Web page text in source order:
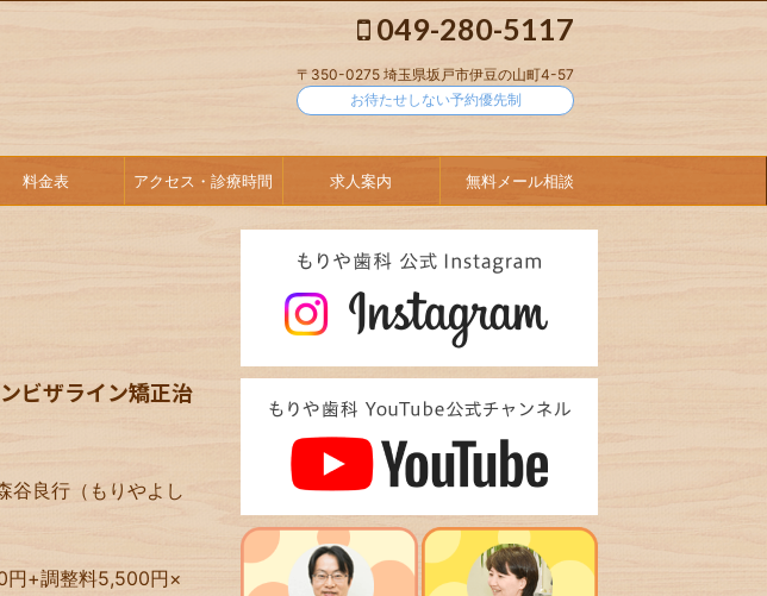
049-280-5117
〒350-0275 埼玉県坂戸市伊豆の山町4-57
お待たせしない予約優先制
料金表 アクセス・診療時間 求人案内 無料メール相談
ビザライン矯正治
谷良行（もりやよし
円+調整料5,500円×